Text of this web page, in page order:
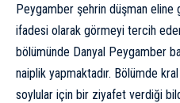
Peygamber şehrin düşman eline
ifadesi olarak görmeyi tercih
bölümünde Danyal Peygamber
naiplik yapmaktadır. Bölümde kral
soylular için bir ziyafet verdiği